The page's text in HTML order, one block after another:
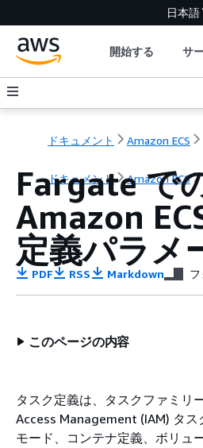
日本語
開始する サ
ドキュメント Amazon ECS
ドキュメント Amazon ECS
Fargate で
Amazon
定義パラメ
PDF RSS Markdown
このページの内容
タスク定義は、タスクファミリ
Access Management (IAM) タス
モード、コンテナ定義、ボリュ